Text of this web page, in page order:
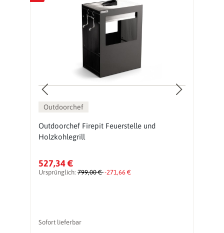
Outdoorchef
Outdoorchef Firepit Feuerstelle und
Holzkohlegrill
527,34 €
Ursprünglich: 799,00 €-271,66 €
Sofort lieferbar